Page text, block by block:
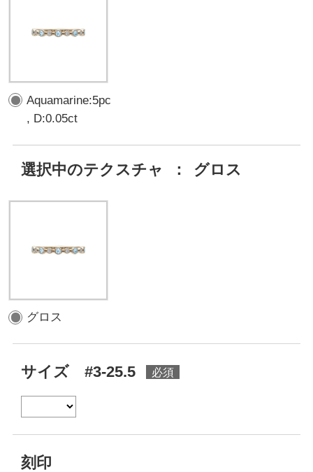
Aquamarine:5pc
, D:0.05ct
選択中のテクスチャ ： グロス
グロス
サイズ #3-25.5
刻印